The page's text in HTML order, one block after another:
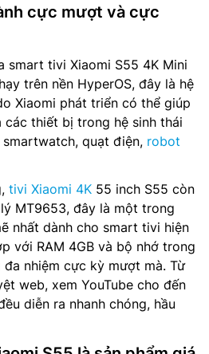
cực mượt và cực
smart tivi Xiaomi S55 4K Mini
trên nền HyperOS, đây là hệ
Xiaomi phát triển có thể giúp
thiết bị trong hệ sinh thái
quạt điện, robot
tivi Xiaomi 4K 55 inch S55 còn
MT9653, đây là một trong
nhất dành cho smart tivi hiện
với RAM 4GB và bộ nhớ trong
đa nhiệm cực kỳ mượt mà. Từ
web, xem YouTube cho đến
diễn ra nhanh chóng, hầu